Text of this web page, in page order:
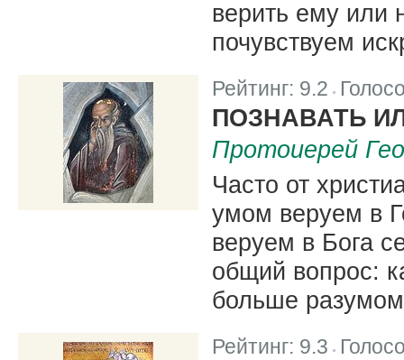
верить ему или
почувствуем
Рейтинг: 9.2
ПОЗНАВАТЬ
Протоиерей
Часто от
умом веруем в
веруем в Бога
общий вопрос:
больше
Рейтинг: 9.3